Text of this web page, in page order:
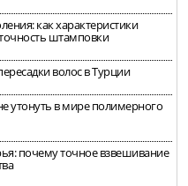
как характеристики
штамповки
волос в Турции
утонуть в мире полимерного
почему точное взвешивание